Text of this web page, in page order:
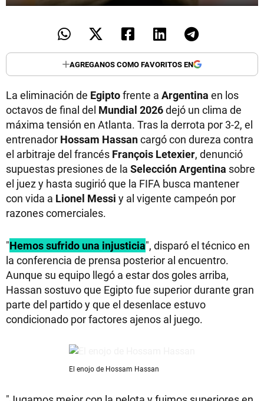
AGREGANOS COMO FAVORITOS EN
La eliminación de Egiptofrente a Argentina en los
octavos de final del Mundial 2026dejó un clima de
máxima tensión en Atlanta. Tras la derrota por 3-2, el
entrenador Hossam Hassancargó con dureza contra
el arbitraje del francés François Letexier, denunció
supuestas presiones de la Selección Argentina sobre
el juez y hasta sugirió que la FIFA busca mantener
con vida a Lionel Messi y al vigente campeón por
razones comerciales.
"Hemos sufrido una injusticia", disparó el técnico en
la conferencia de prensa posterior al encuentro.
Aunque su equipo llegó a estar dos goles arriba,
Hassan sostuvo que Egipto fue superior durante gran
parte del partido y que el desenlace estuvo
condicionado por factores ajenos al juego.
El enojo de Hossam Hassan